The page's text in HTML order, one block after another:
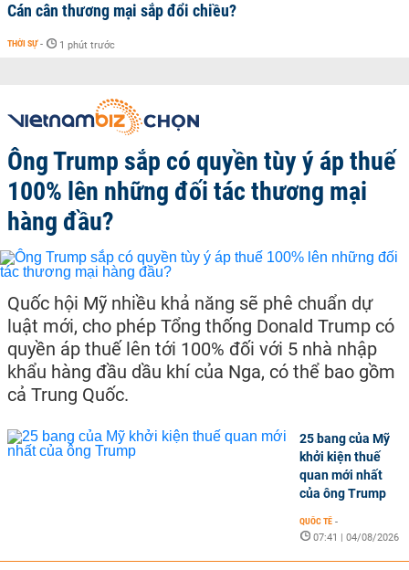
Cán cân thương mại sắp đổi chiều?
THỜI SỰ - 1 phút trước
Ông Trump sắp có quyền tùy ý áp thuế
100% lên những đối tác thương mại
hàng đầu?
Quốc hội Mỹ nhiều khả năng sẽ phê chuẩn dự
luật mới, cho phép Tổng thống Donald Trump có
quyền áp thuế lên tới 100% đối với 5 nhà nhập
khẩu hàng đầu dầu khí của Nga, có thể bao gồm
cả Trung Quốc.
25 bang của Mỹ
khởi kiện thuế
quan mới nhất
của ông Trump
QUỐC TẾ -
07:41 | 04/08/2026